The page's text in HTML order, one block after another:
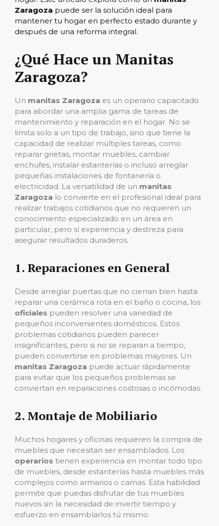
Zaragoza puede ser la solución ideal para
mantener tu hogar en perfecto estado durante y
después de una reforma integral.
¿Qué Hace un Manitas
Zaragoza?
Un manitas Zaragoza es un operario capacitado
para abordar una amplia gama de tareas de
mantenimiento y reparación en el hogar. No se
limita solo a un tipo de trabajo, sino que tiene la
capacidad de realizar múltiples tareas, como
reparar grietas, montar muebles, cambiar
enchufes, instalar estanterías o incluso arreglar
pequeñas instalaciones de fontanería o
electricidad. La versatilidad de un manitas
Zaragoza lo convierte en el profesional ideal para
realizar trabajos cotidianos que no requieren un
conocimiento especializado en un área en
particular, pero sí experiencia y destreza para
asegurar resultados duraderos.
1. Reparaciones en General
Desde arreglar puertas que no cierran bien hasta
reparar una cerámica rota en el baño o cocina, los
oficiales pueden resolver una variedad de
pequeños inconvenientes domésticos. Estos
problemas cotidianos pueden parecer
insignificantes, pero si no se reparan a tiempo,
pueden convertirse en problemas mayores. Un
manitas Zaragoza puede actuar rápidamente
para evitar que los pequeños problemas se
conviertan en reparaciones costosas o incómodas.
2. Montaje de Mobiliario
Muchos hogares y oficinas requieren la compra de
muebles que necesitan ser ensamblados. Los
operarios tienen experiencia en montar todo tipo
de muebles, desde estanterías hasta muebles más
complejos como armarios o camas. Esta habilidad
permite que puedas disfrutar de tus muebles
nuevos sin la necesidad de invertir tiempo y
esfuerzo en ensamblarlos tú mismo.